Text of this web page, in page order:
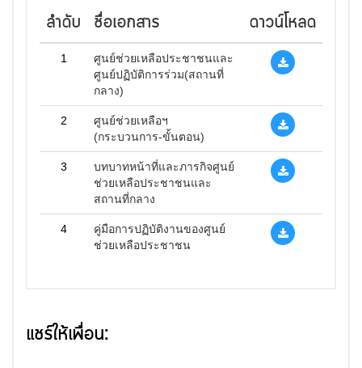
ลำดับ ชื่อเอกสาร ดาวน์โหลด
1
ศูนย์ช่วยเหลือประชาชนและ
ศูนย์ปฏิบัติการร่วม(สถานที่
กลาง)
2
ศูนย์ช่วยเหลือฯ
(กระบวนการ-ขั้นตอน)
3
บทบาทหน้าที่และภารกิจศูนย์
ช่วยเหลือประชาชนและ
สถานที่กลาง
4
คู่มือการปฏิบัติงานของศูนย์
ช่วยเหลือประชาชน
แชร์ให้เพื่อน: